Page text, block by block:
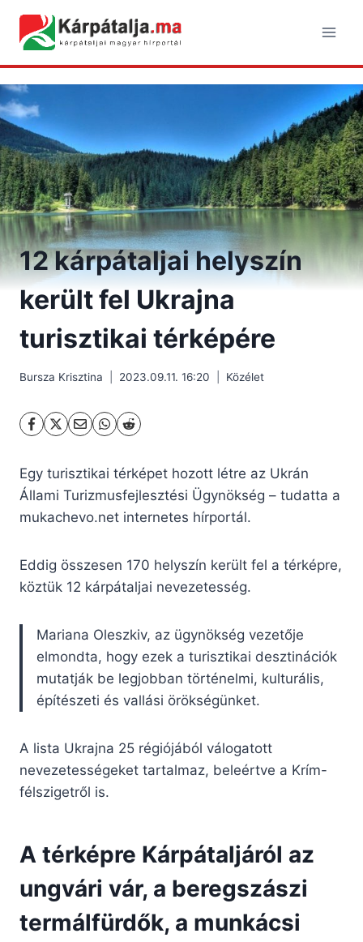
content
12 kárpátaljai helyszín
került fel Ukrajna
turisztikai térképére
Bursza Krisztina 2023.09.11. 16:20 Közélet
Egy turisztikai térképet hozott létre az Ukrán
Állami Turizmusfejlesztési Ügynökség – tudatta a
mukachevo.net internetes hírportál.
Eddig összesen 170 helyszín került fel a térképre,
köztük 12 kárpátaljai nevezetesség.
Mariana Oleszkiv, az ügynökség vezetője
elmondta, hogy ezek a turisztikai desztinációk
mutatják be legjobban történelmi, kulturális,
építészeti és vallási örökségünket.
A lista Ukrajna 25 régiójából válogatott
nevezetességeket tartalmaz, beleértve a Krím-
félszigetről is.
A térképre Kárpátaljáról az
ungvári vár, a beregszászi
termálfürdők, a munkácsi